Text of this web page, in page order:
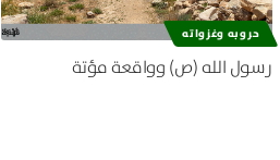
حروبه وغزواته
رسول الله (ص) وواقعة مؤتة